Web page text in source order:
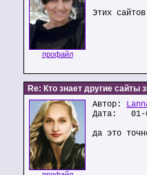
профайл
Этих
Re: Кто знает другие сайты
Автор:
Дата: 01-
да это